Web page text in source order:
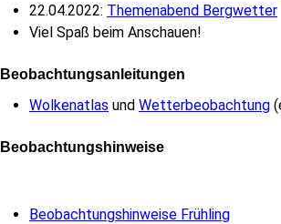
22.04.2022: Themenabend Bergwetter
Viel Spaß beim Anschauen!
Beobachtungsanleitungen
Wolkenatlas und Wetterbeobachtung
Beobachtungshinweise
Beobachtungshinweise Frühling